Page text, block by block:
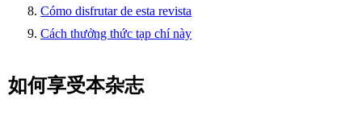
Cómo disfrutar de esta revista
Cách thưởng thức tạp chí này
如何享受本杂志